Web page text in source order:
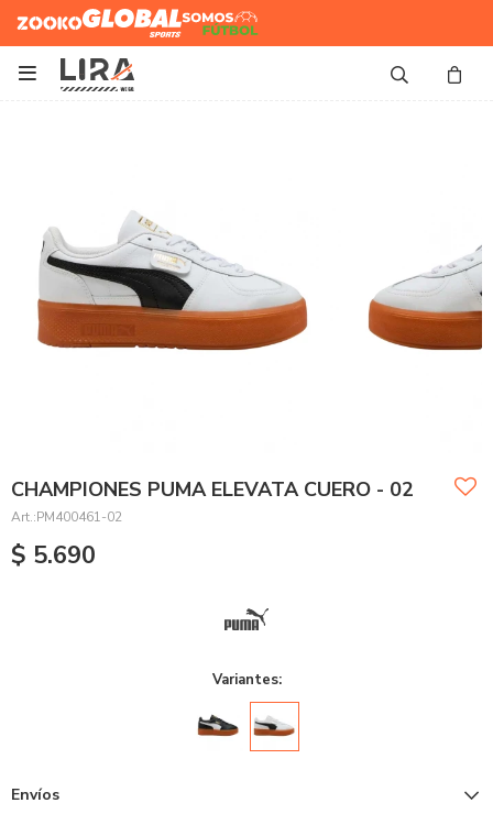
Zooko Global Sports
Somos
Futbol

CHAMPIONES PUMA ELEVATA CUERO - 02
PM400461-02
$ 5.690
Variantes:
Envíos